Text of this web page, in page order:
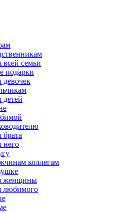
всей семьи
подарки
девочек
детей
него
коллегам
женщины
любимого